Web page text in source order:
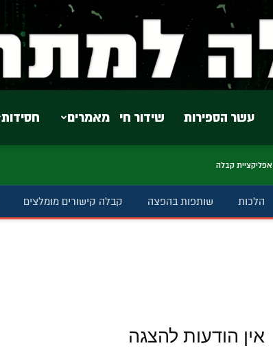
חסידות מאמרים שידור חי עשר הספירות
אפליקציית קבלה
הלכות שותפות בהפצה קבלה קישורים מומלצים
אין הודעות להצגה